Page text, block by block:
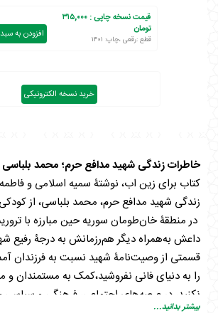
قیمت نسخه چاپی :۳۱۵,۰۰۰
تومان
قطع :رقعی ،چاپ: ۱۴۰۱ افزودن به
خرید نسخه الکترونیکی
خاطرات زندگی شهید مدافع حرم؛ محمد بلباسی
کتاب برای زین اب، نوشتۀ سمیه اسلامی و
زندگی شهید مدافع حرم، محمد بلباسی، از
در منطقۀ خان‌طومان سوریه حین مبارزه با
داعش به‌همراه دیگر هم‌رزمانش به درجۀ رفیع
قسمتی از وصیت‌نامۀ شهید نسبت به فرزندان
را به دنیای فانی نفروشید،کمک به مستمندان و
نکنید، در عرصه‌های اجتماعی، فرهنگی و
بیشتر بدانید...